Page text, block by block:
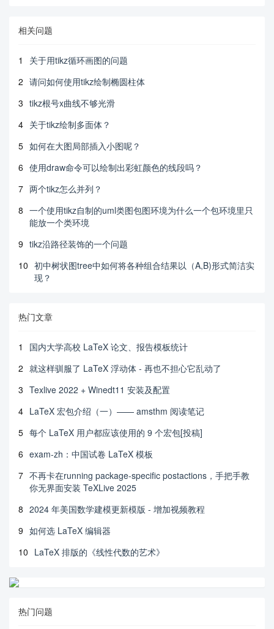
相关问题
1
关于用tikz循环画图的问题
2 请问如何使用tikz绘制椭圆柱体
3 tikz根号x曲线不够光滑
4 关于tikz绘制多面体？
5 如何在大图局部插入小图呢？
6 使用draw命令可以绘制出彩虹颜色的线段吗？
7 两个tikz怎么并列？
8 一个使用tikz自制的uml类图包图环境为什么一个包环境里只
能放一个类环境
9 tikz沿路径装饰的一个问题
10 初中树状图tree中如何将各种组合结果以（A,B)形式简洁实
现？
热门文章
1
国内大学高校 LaTeX 论文、报告模板统计
2 就这样驯服了 LaTeX 浮动体 - 再也不担心它乱动了
3 Texlive 2022 + Winedt11 安装及配置
4 LaTeX 宏包介绍（一）—— amsthm 阅读笔记
5 每个 LaTeX 用户都应该使用的 9 个宏包[投稿]
6 exam-zh：中国试卷 LaTeX 模板
7 不再卡在running package-specific postactions，手把手教
你无界面安装 TeXLive 2025
8 2024 年美国数学建模更新模版 - 增加视频教程
9 如何选 LaTeX 编辑器
10 LaTeX 排版的《线性代数的艺术》
热门问题